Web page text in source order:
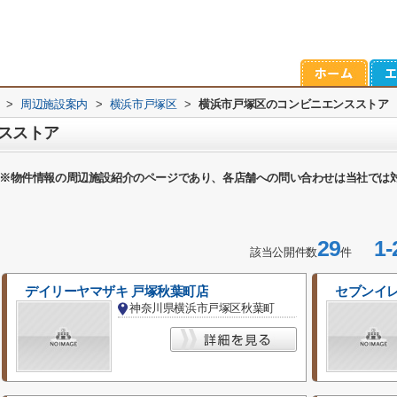
> 周辺施設案内 > 横浜市戸塚区 > 横浜市戸塚区のコンビニエンスストア
ストア
※物件情報の周辺施設紹介のページであり、各店舗への問い合わせは当社では
該当公開件数29件1-
デイリーヤマザキ 戸塚秋葉町店
神奈川県横浜市戸塚区秋葉町
セブンイ